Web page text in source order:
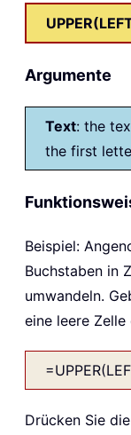
Argumente
Text: the
the first
Beispiel:
Buchstaben in
umwandeln.
eine leere Zelle
Drücken Sie die